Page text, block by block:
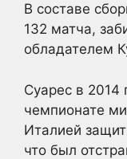
В составе
132 матча,
обладателем
Суарес в 2014
чемпионате
Италией
что был